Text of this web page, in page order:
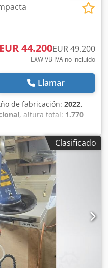
EUR 44.200EUR 49.200
EXW VB IVA no incluído
Llamar
de fabricación: 2022,
, altura total: 1.770
total:
aire,
manual, placa de
al sistema de cartuchos
3D es perfecta
sector dental o incluso
contacto con el
de la pieza ni durante
METAL 200-100
aditiva TIPO DE
Rsamor Longitud de
200 W Modo de
foco: 50 μm Velocidad de
del proceso: Posibilidad
Clasificado